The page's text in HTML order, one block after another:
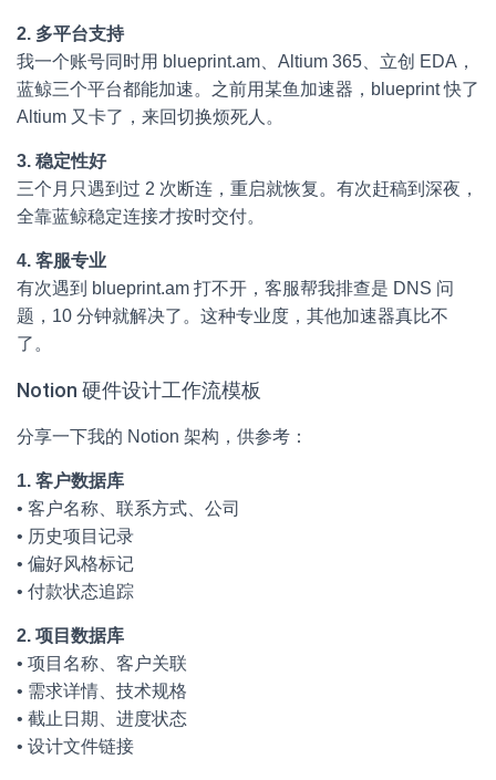
2. 多平台支持
我一个账号同时用 blueprint.am、Altium 365、立创 EDA，
蓝鲸三个平台都能加速。之前用某鱼加速器，blueprint 快了
Altium 又卡了，来回切换烦死人。
3. 稳定性好
三个月只遇到过 2 次断连，重启就恢复。有次赶稿到深夜，
全靠蓝鲸稳定连接才按时交付。
4. 客服专业
有次遇到 blueprint.am 打不开，客服帮我排查是 DNS 问
题，10 分钟就解决了。这种专业度，其他加速器真比不
了。
Notion 硬件设计工作流模板
分享一下我的 Notion 架构，供参考：
1. 客户数据库
• 客户名称、联系方式、公司
• 历史项目记录
• 偏好风格标记
• 付款状态追踪
2. 项目数据库
• 项目名称、客户关联
• 需求详情、技术规格
• 截止日期、进度状态
• 设计文件链接